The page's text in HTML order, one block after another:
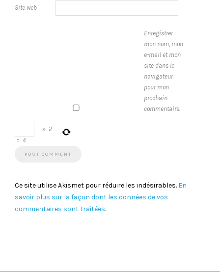
Site web
Enregistrer
mon nom, mon
e-mail et mon
site dans le
navigateur
pour mon
prochain
commentaire.
× 2
= 4
Ce site utilise Akismet pour réduire les indésirables. En
savoir plus sur la façon dont les données de vos
commentaires sont traitées.